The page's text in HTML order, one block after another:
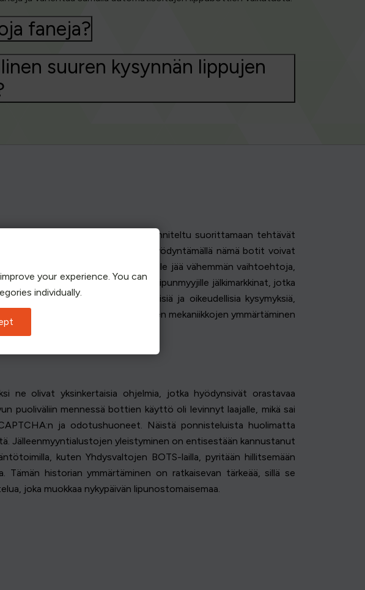
faneja?
suuren kysynnän lippujen
lippuja verkossa. Ne on suunniteltu suorittamaan tehtävät
Nopeutta ja teknologisia etuja hyödyntämällä nämä botit voivat
paikkoja, jolloin aidoille faneille jää vähemmän vaihtoehtoja,
korkeampaan hintaan, mikä luo lipunmyyjille jälkimarkkinat, jotka
niiden käyttö herättää eettisiä ja oikeudellisia kysymyksiä,
Näiden bottien taustalla olevien mekaniikkojen ymmärtäminen
ne olivat yksinkertaisia ohjelmia, jotka hyödynsivät orastavaa
puoliväliin mennessä bottien käyttö oli levinnyt laajalle, mikä sai
ja odotushuoneet. Näistä ponnisteluista huolimatta
Jälleenmyyntialustojen yleistyminen on entisestään kannustanut
kuten Yhdysvaltojen BOTS-lailla, pyritään hillitsemään
historian ymmärtäminen on ratkaisevan tärkeää, sillä se
joka muokkaa nykypäivän lipunostomaisemaa.
your experience. You can
individually.